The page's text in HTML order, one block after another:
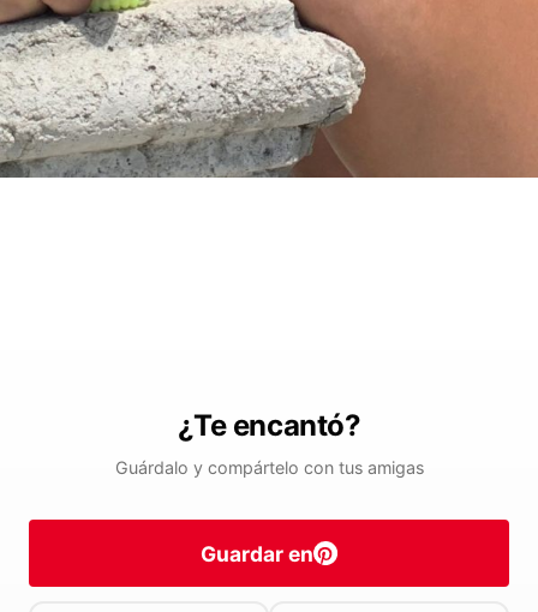
¿Te encantó?
Guárdalo y compártelo con tus amigas
Guardar en